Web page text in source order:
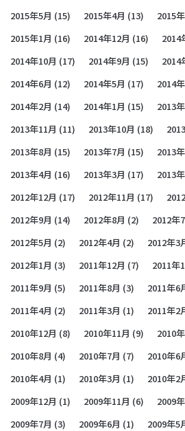
2015年5月 (15) 2015年4月 (13) 2015
2015年1月 (16) 2014年12月 (16) 2014
2014年10月 (17) 2014年9月 (15) 2014
2014年6月 (12) 2014年5月 (17) 2014
2014年2月 (14) 2014年1月 (15) 2013
2013年11月 (11) 2013年10月 (18)
2013年8月 (15) 2013年7月 (15) 2013
2013年4月 (16) 2013年3月 (17) 2013
2012年12月 (17) 2012年11月 (17)
2012年9月 (14) 2012年8月 (2) 2012年
2012年5月 (2) 2012年4月 (2) 2012年3
2012年1月 (3) 2011年12月 (7) 2011年
2011年9月 (5) 2011年8月 (3) 2011年6
2011年4月 (2) 2011年3月 (1) 2011年2
2010年12月 (8) 2010年11月 (9) 2010
2010年8月 (4) 2010年7月 (7) 2010年6
2010年4月 (1) 2010年3月 (1) 2010年2
2009年12月 (1) 2009年11月 (6) 2009
2009年7月 (3) 2009年6月 (1) 2009年5